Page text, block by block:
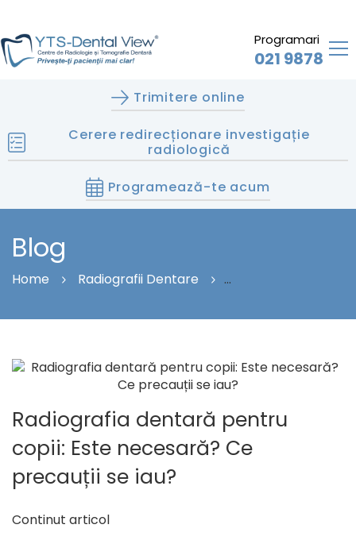
Programari
021 9878
Trimitere online
Cerere redirecționare investigație
radiologică
Programează-te acum
Blog
Home
Radiografii Dentare
Precauții Se Iau?
Radiografia dentară pentru
copii: Este necesară? Ce
precauții se iau?
Continut articol